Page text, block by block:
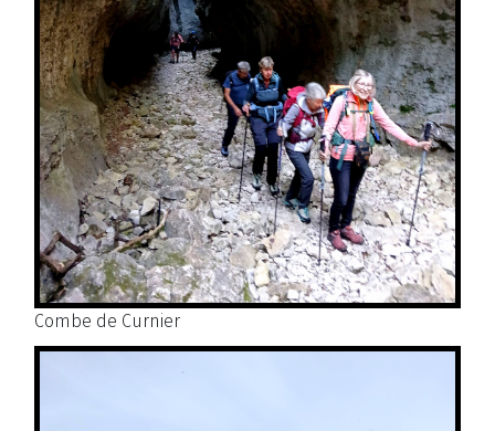
Combe de Curnier